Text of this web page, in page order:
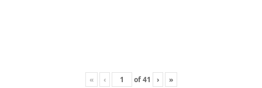
« ‹ of41 › »